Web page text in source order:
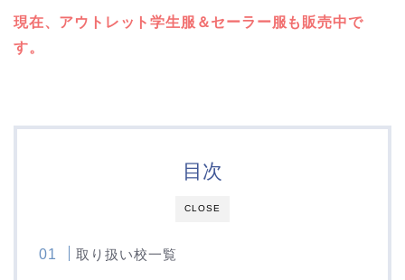
現在、アウトレット学生服＆セーラー服も販売中で
す。
CLOSE
目次
取り扱い校一覧